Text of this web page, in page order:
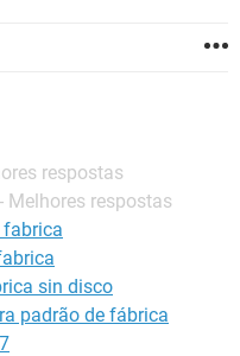
respostas
- Melhores respostas
fabrica
sin disco
padrão de fábrica